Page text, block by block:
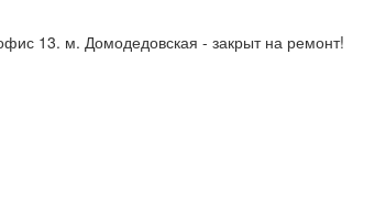
13. м. Домодедовская - закрыт на ремонт!